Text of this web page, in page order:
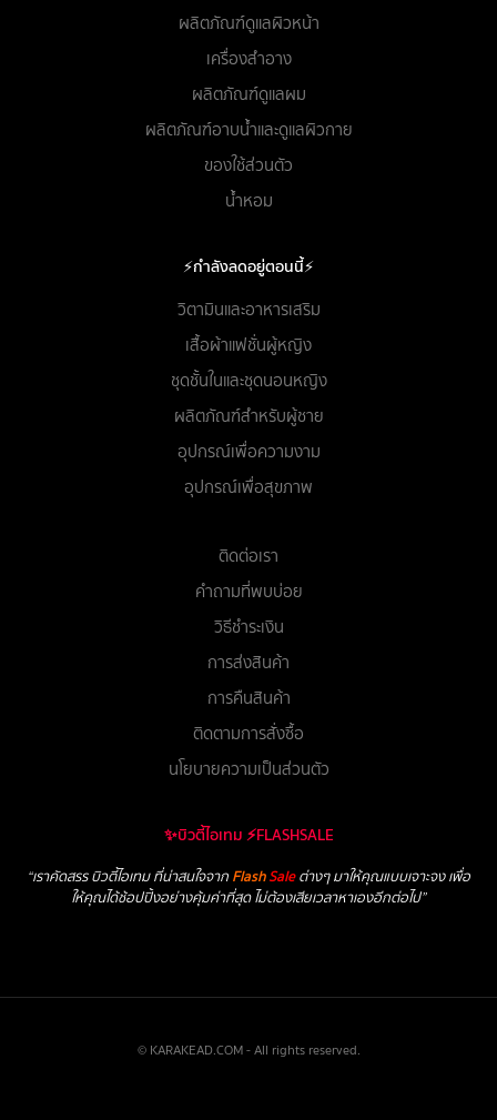
ผลิตภัณฑ์ดูแลผิวหน้า
เครื่องสำอาง
ผลิตภัณฑ์ดูแลผม
ผลิตภัณฑ์อาบน้ำและดูแลผิวกาย
ของใช้ส่วนตัว
น้ำหอม
⚡กำลังลดอยู่ตอนนี้⚡
วิตามินและอาหารเสริม
เสื้อผ้าแฟชั่นผู้หญิง
ชุดชั้นในและชุดนอนหญิง
ผลิตภัณฑ์สำหรับผู้ชาย
อุปกรณ์เพื่อความงาม
อุปกรณ์เพื่อสุขภาพ
ติดต่อเรา
คำถามที่พบบ่อย
วิธีชำระเงิน
การส่งสินค้า
การคืนสินค้า
ติดตามการสั่งซื้อ
นโยบายความเป็นส่วนตัว
✨บิวตี้ไอเทม ⚡FLASHSALE
“เราคัดสรร บิวตี้ไอเทม ที่น่าสนใจจาก FlashSaleต่างๆ มาให้คุณแบบเจาะจง เพื่อ
ให้คุณได้ช้อปปิ้งอย่างคุ้มค่าที่สุด ไม่ต้องเสียเวลาหาเองอีกต่อไป”
© KARAKEAD.COM - All rights reserved.